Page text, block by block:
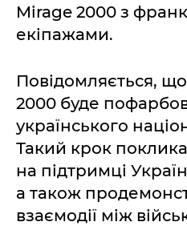
Mirage 2000 з
екіпажами.
Повідомляється,
2000 буде
українського
Такий крок
на підтримці
а також
взаємодії між